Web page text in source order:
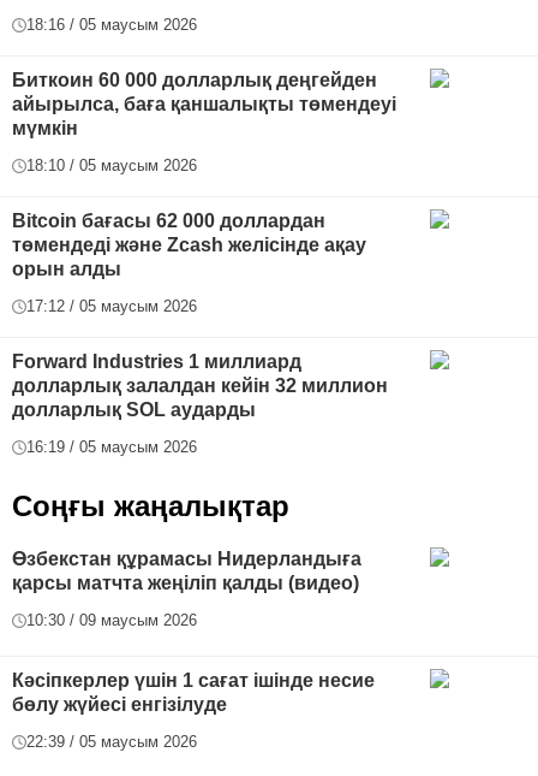
18:16 / 05 маусым 2026
Биткоин 60 000 долларлық деңгейден
айырылса, баға қаншалықты төмендеуі
мүмкін
18:10 / 05 маусым 2026
Bitcoin бағасы 62 000 доллардан
төмендеді және Zcash желісінде ақау
орын алды
17:12 / 05 маусым 2026
Forward Industries 1 миллиард
долларлық залалдан кейін 32 миллион
долларлық SOL аударды
16:19 / 05 маусым 2026
Соңғы жаңалықтар
Өзбекстан құрамасы Нидерландыға
қарсы матчта жеңіліп қалды (видео)
10:30 / 09 маусым 2026
Кәсіпкерлер үшін 1 сағат ішінде несие
бөлу жүйесі енгізілуде
22:39 / 05 маусым 2026